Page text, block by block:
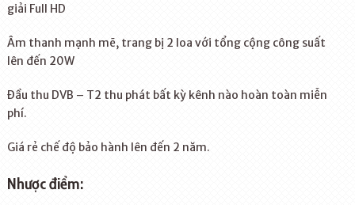
giải Full HD
Âm thanh mạnh mẽ, trang bị 2 loa với tổng cộng công suất
lên đến 20W
Đầu thu DVB – T2 thu phát bất kỳ kênh nào hoàn toàn miễn
phí.
Giá rẻ chế độ bảo hành lên đến 2 năm.
Nhược điểm: